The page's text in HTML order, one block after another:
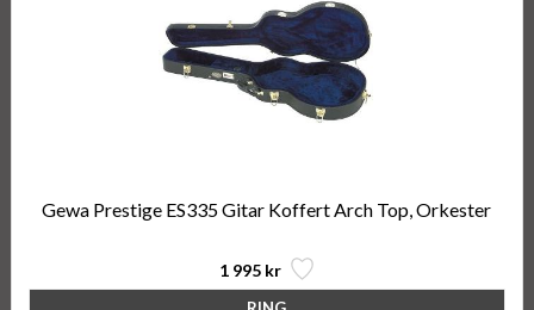
Gewa Prestige ES335 Gitar Koffert Arch Top, Orkester
1 995 kr